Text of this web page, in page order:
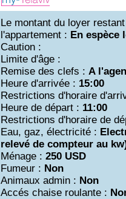
Le montant du loyer
l'appartement : En espèce
Caution :
Limite d'âge :
Remise des clefs : A
Heure d'arrivée : 15:00
Restrictions d'horaire
Heure de départ : 11:00
Restrictions d'horaire de
Eau, gaz, électricité :
relevé de compteur au
Ménage : 250 USD
Fumeur : Non
Animaux admin : Non
Accés chaise roulante :